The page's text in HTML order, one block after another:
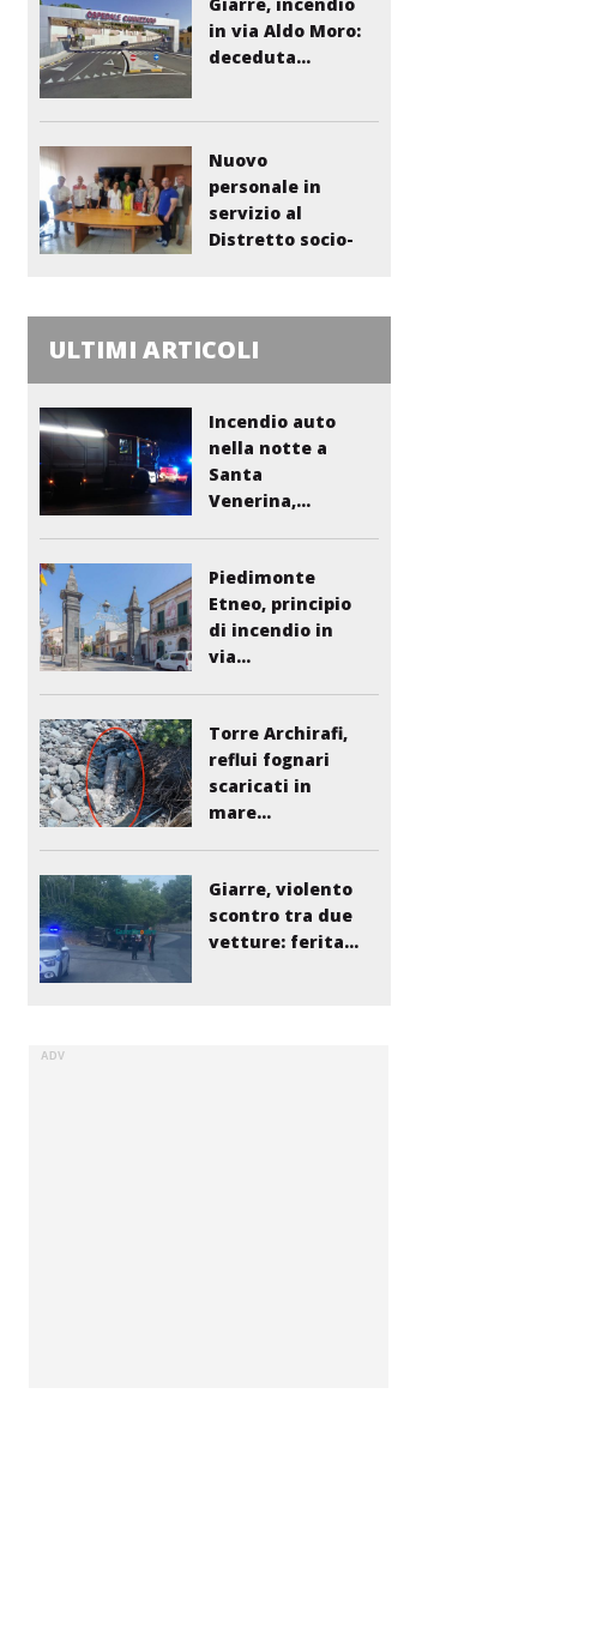
in via Aldo Moro:
deceduta...
Nuovo
personale in
servizio al
Distretto socio-
ULTIMI ARTICOLI
Incendio auto
nella notte a
Santa
Venerina,...
Piedimonte
Etneo, principio
di incendio in
via...
Torre Archirafi,
reflui fognari
scaricati in
mare...
Giarre, violento
scontro tra due
vetture: ferita...